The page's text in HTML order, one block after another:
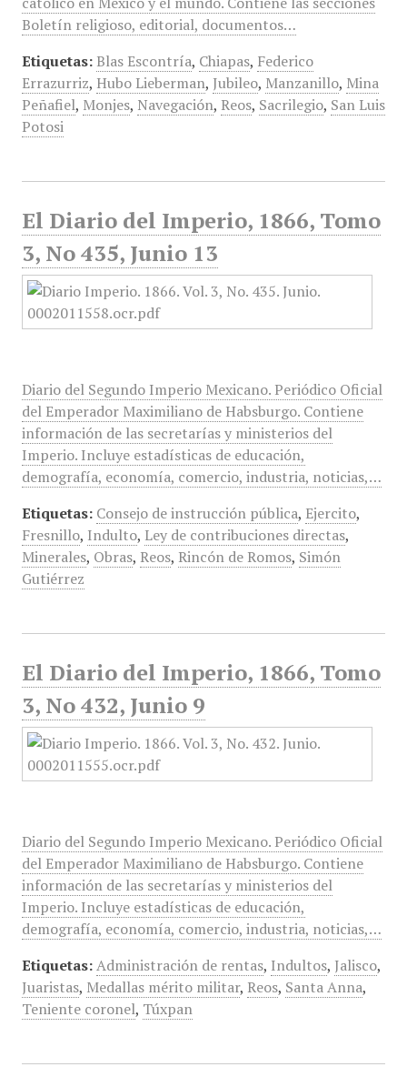
Boletín religioso, editorial, documentos…
Etiquetas: Blas Escontría, Chiapas, Federico
Errazurriz, Hubo Lieberman, Jubileo, Manzanillo, Mina
Peñafiel, Monjes, Navegación, Reos, Sacrilegio, San Luis
Potosi
El Diario del Imperio, 1866, Tomo
3, No 435, Junio 13
Diario del Segundo Imperio Mexicano. Periódico Oficial
del Emperador Maximiliano de Habsburgo. Contiene
información de las secretarías y ministerios del
Imperio. Incluye estadísticas de educación,
demografía, economía, comercio, industria, noticias,…
Etiquetas: Consejo de instrucción pública, Ejercito,
Fresnillo, Indulto, Ley de contribuciones directas,
Minerales, Obras, Reos, Rincón de Romos, Simón
Gutiérrez
El Diario del Imperio, 1866, Tomo
3, No 432, Junio 9
Diario del Segundo Imperio Mexicano. Periódico Oficial
del Emperador Maximiliano de Habsburgo. Contiene
información de las secretarías y ministerios del
Imperio. Incluye estadísticas de educación,
demografía, economía, comercio, industria, noticias,…
Etiquetas: Administración de rentas, Indultos, Jalisco,
Juaristas, Medallas mérito militar, Reos, Santa Anna,
Teniente coronel, Túxpan